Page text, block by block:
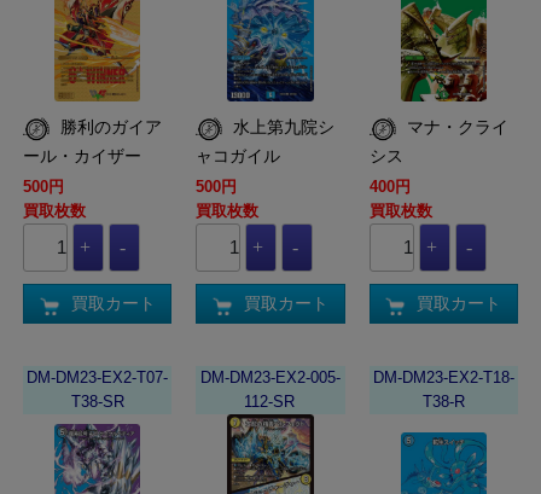
ール・カイザー
500円
買取枚数
買取カート
水上第九院シ
ャコガイル
500円
買取枚数
買取カート
シス
400円
買取枚数
買取カート
DM-DM23-EX2-T07-
T38-SR
DM-DM23-EX2-005-
112-SR
DM-DM23-EX2-T18-
T38-R